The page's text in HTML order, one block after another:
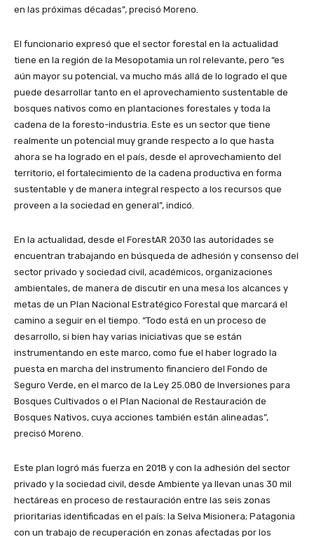
en las próximas décadas”, precisó Moreno.
El funcionario expresó que el sector forestal en la actualidad
tiene en la región de la Mesopotamia un rol relevante, pero “es
aún mayor su potencial, va mucho más allá de lo logrado el que
puede desarrollar tanto en el aprovechamiento sustentable de
bosques nativos como en plantaciones forestales y toda la
cadena de la foresto-industria. Este es un sector que tiene
realmente un potencial muy grande respecto a lo que hasta
ahora se ha logrado en el país, desde el aprovechamiento del
territorio, el fortalecimiento de la cadena productiva en forma
sustentable y de manera integral respecto a los recursos que
proveen a la sociedad en general”, indicó.
En la actualidad, desde el ForestAR 2030 las autoridades se
encuentran trabajando en búsqueda de adhesión y consenso del
sector privado y sociedad civil, académicos, organizaciones
ambientales, de manera de discutir en una mesa los alcances y
metas de un Plan Nacional Estratégico Forestal que marcará el
camino a seguir en el tiempo. “Todo está en un proceso de
desarrollo, si bien hay varias iniciativas que se están
instrumentando en este marco, como fue el haber logrado la
puesta en marcha del instrumento financiero del Fondo de
Seguro Verde, en el marco de la Ley 25.080 de Inversiones para
Bosques Cultivados o el Plan Nacional de Restauración de
Bosques Nativos, cuya acciones también están alineadas”,
precisó Moreno.
Este plan logró más fuerza en 2018 y con la adhesión del sector
privado y la sociedad civil, desde Ambiente ya llevan unas 30 mil
hectáreas en proceso de restauración entre las seis zonas
prioritarias identificadas en el país: la Selva Misionera; Patagonia
con un trabajo de recuperación en zonas afectadas por los